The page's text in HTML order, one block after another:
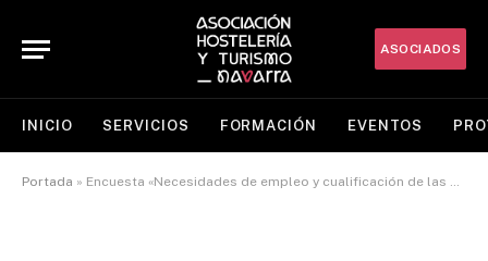
ASOCIADOS
INICIO SERVICIOS FORMACIÓN EVENTOS
Portada » Encuesta «Necesidades de empleo y cualificación de las empresas navarras para 2025»